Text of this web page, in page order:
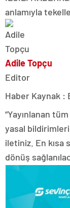
anlamıyla
Adile Topçu
Editor
Haber Kaynak :
“Yayınlanan
yasal
iletiniz. En
dönüş